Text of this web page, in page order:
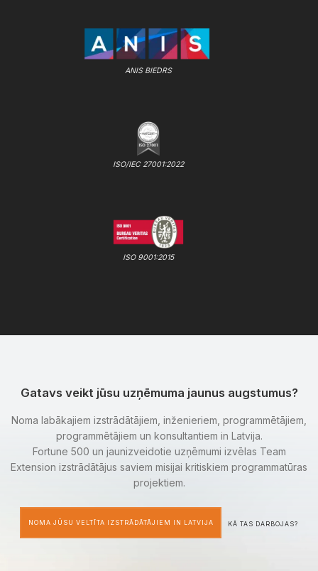
ANIS BIEDRS
ISO/IEC 27001:2022
ISO 9001:2015
Gatavs veikt jūsu uzņēmuma jaunus augstumus?
Noma labākajiem izstrādātājiem, inženieriem, programmētājiem,
programmētājiem un konsultantiem in Latvija.
Fortune 500 un jaunizveidotie uzņēmumi izvēlas Team
Extension izstrādātājus saviem misijai kritiskiem programmatūras
projektiem.
NOMA JŪSU VELTĪTA IZSTRĀDĀTĀJIEM IN LATVIJA KĀ TAS DARBOJAS?